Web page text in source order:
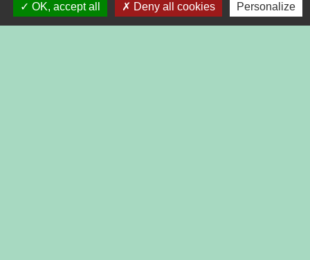
PRESIDENCE DE LA REPUBLIQUE
OK, accept all
Deny all cookies Personalize